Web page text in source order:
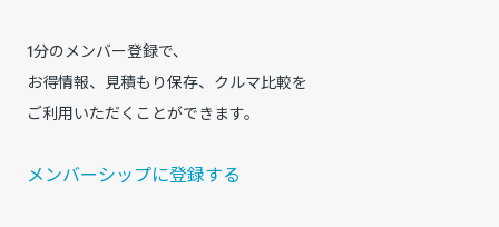
1分のメンバー登録で、
お得情報、見積もり保存、クルマ比較を
ご利用いただくことができます。
メンバーシップに登録する